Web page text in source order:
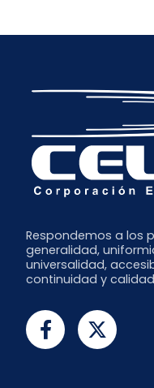
Respondemos a los
generalidad,
universalidad,
continuidad y